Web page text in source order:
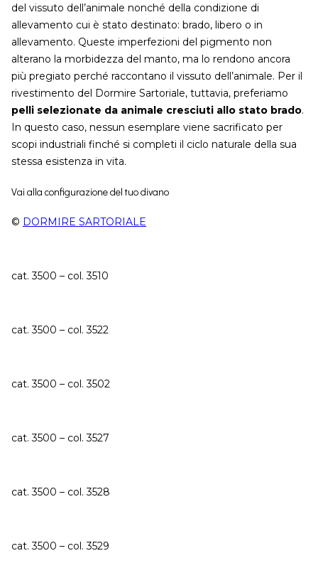
del vissuto dell’animale nonché della condizione di
allevamento cui è stato destinato: brado, libero o in
allevamento. Queste imperfezioni del pigmento non
alterano la morbidezza del manto, ma lo rendono ancora
più pregiato perché raccontano il vissuto dell’animale. Per il
rivestimento del Dormire Sartoriale, tuttavia, preferiamo
pelli selezionate da animale cresciuti allo stato brado.
In questo caso, nessun esemplare viene sacrificato per
scopi industriali finché si completi il ciclo naturale della sua
stessa esistenza in vita.
Vai alla configurazione del tuo divano
© DORMIRE SARTORIALE
cat. 3500 – col. 3510
cat. 3500 – col. 3522
cat. 3500 – col. 3502
cat. 3500 – col. 3527
cat. 3500 – col. 3528
cat. 3500 – col. 3529